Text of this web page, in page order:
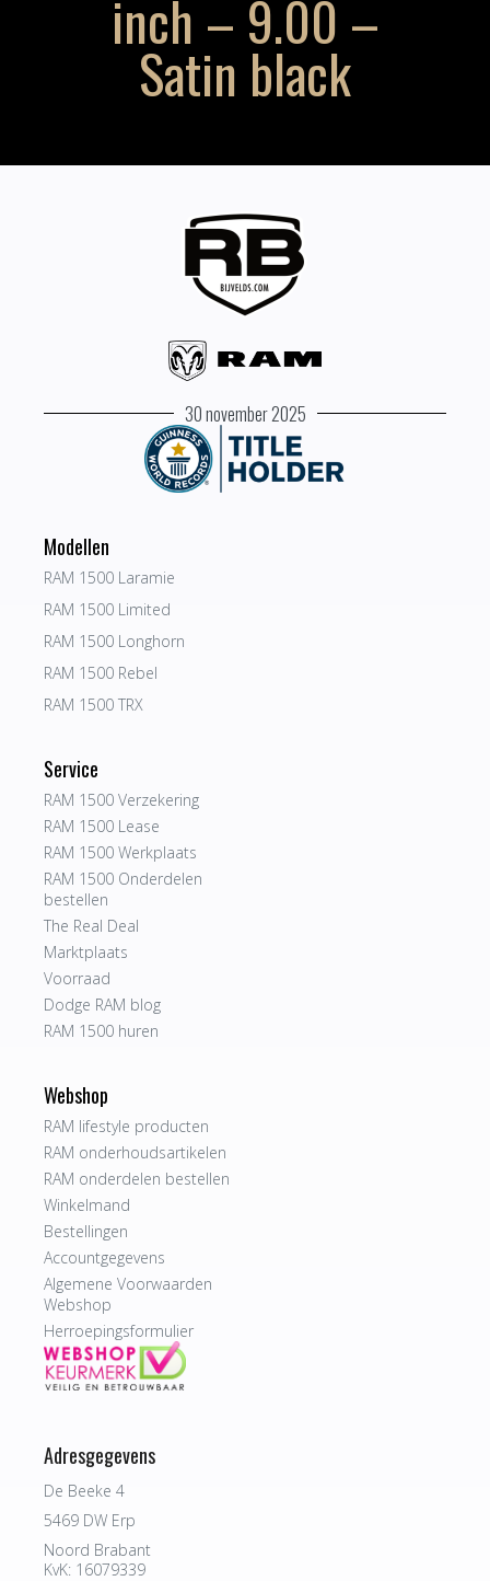
inch – 9.00 –
Satin black
30 november 2025
Modellen
RAM 1500 Laramie
RAM 1500 Limited
RAM 1500 Longhorn
RAM 1500 Rebel
RAM 1500 TRX
Service
RAM 1500 Verzekering
RAM 1500 Lease
RAM 1500 Werkplaats
RAM 1500 Onderdelen
bestellen
The Real Deal
Marktplaats
Voorraad
Dodge RAM blog
RAM 1500 huren
Webshop
RAM lifestyle producten
RAM onderhoudsartikelen
RAM onderdelen bestellen
Winkelmand
Bestellingen
Accountgegevens
Algemene Voorwaarden
Webshop
Herroepingsformulier
Adresgegevens
De Beeke 4
5469 DW Erp
Noord Brabant
KvK: 16079339